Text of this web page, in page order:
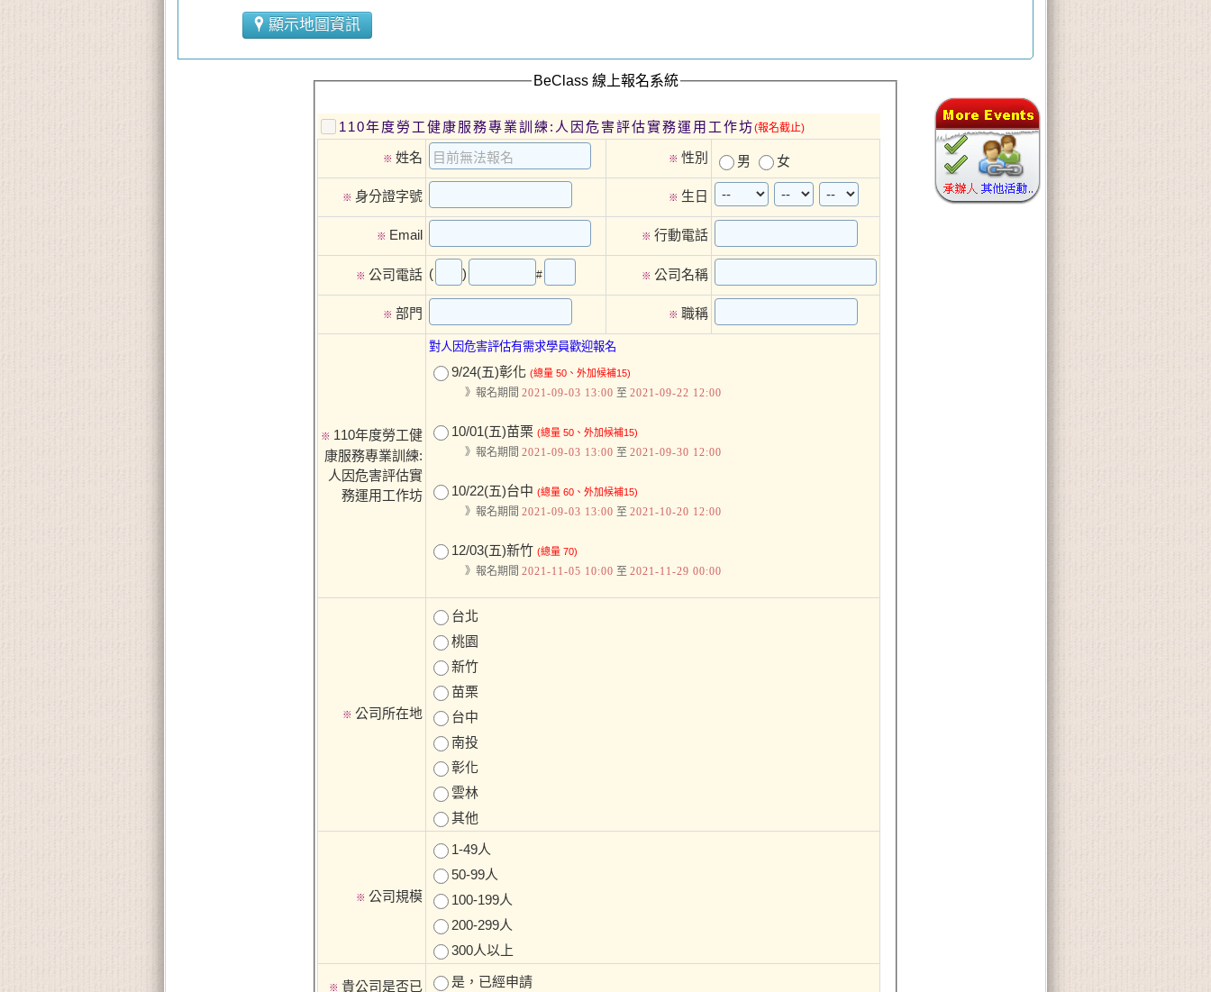
顯示地圖資訊
BeClass 線上報名系統
110年度勞工健康服務專業訓練:人因危害評估實務運用工作坊(報名截止)
※ 姓名 ※ 性別 男 女
※ 身分證字號 ※ 生日
※ Email ※ 行動電話
※ 公司電話 ( ) # ※ 公司名稱
※ 部門 ※ 職稱
※ 110年度勞工健
康服務專業訓練:
人因危害評估實
務運用工作坊
對人因危害評估有需求學員歡迎報名
9/24(五)彰化 (總量 50、外加候補15)
》報名期間 2021-09-03 13:00 至 2021-09-22 12:00
10/01(五)苗栗 (總量 50、外加候補15)
》報名期間 2021-09-03 13:00 至 2021-09-30 12:00
10/22(五)台中 (總量 60、外加候補15)
》報名期間 2021-09-03 13:00 至 2021-10-20 12:00
12/03(五)新竹 (總量 70)
》報名期間 2021-11-05 10:00 至 2021-11-29 00:00
※ 公司所在地
台北
桃園
新竹
苗栗
台中
南投
彰化
雲林
其他
※ 公司規模
1-49人
50-99人
100-199人
200-299人
300人以上
※ 貴公司是否已 是，已經申請